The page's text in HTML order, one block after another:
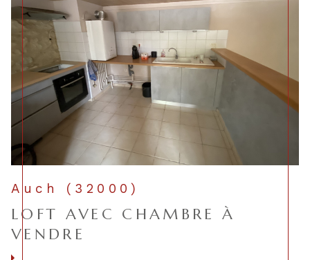
Auch (32000)
LOFT AVEC CHAMBRE À
VENDRE